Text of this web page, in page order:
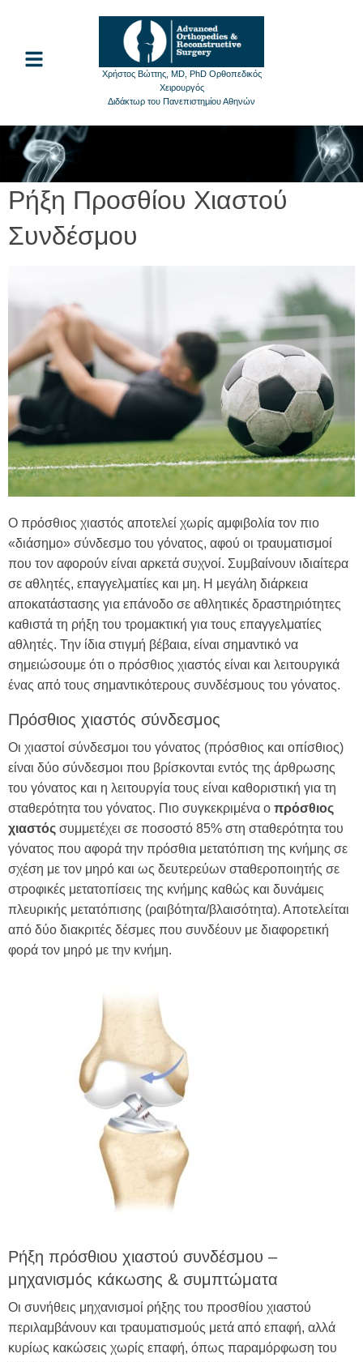
Χρήστος Βώττης, MD, PhD Ορθοπεδικός
Χειρουργός
Διδάκτωρ του Πανεπιστημίου Αθηνών
Ρήξη Προσθίου Χιαστού
Συνδέσμου
Ο πρόσθιος χιαστός αποτελεί χωρίς αμφιβολία τον πιο
«διάσημο» σύνδεσμο του γόνατος, αφού οι τραυματισμοί
που τον αφορούν είναι αρκετά συχνοί. Συμβαίνουν ιδιαίτερα
σε αθλητές, επαγγελματίες και μη. Η μεγάλη διάρκεια
αποκατάστασης για επάνοδο σε αθλητικές δραστηριότητες
καθιστά τη ρήξη του τρομακτική για τους επαγγελματίες
αθλητές. Την ίδια στιγμή βέβαια, είναι σημαντικό να
σημειώσουμε ότι ο πρόσθιος χιαστός είναι και λειτουργικά
ένας από τους σημαντικότερους συνδέσμους του γόνατος.
Πρόσθιος χιαστός σύνδεσμος
Οι χιαστοί σύνδεσμοι του γόνατος (πρόσθιος και οπίσθιος)
είναι δύο σύνδεσμοι που βρίσκονται εντός της άρθρωσης
του γόνατος και η λειτουργία τους είναι καθοριστική για τη
σταθερότητα του γόνατος. Πιο συγκεκριμένα ο πρόσθιος
χιαστός συμμετέχει σε ποσοστό 85% στη σταθερότητα του
γόνατος που αφορά την πρόσθια μετατόπιση της κνήμης σε
σχέση με τον μηρό και ως δευτερεύων σταθεροποιητής σε
στροφικές μετατοπίσεις της κνήμης καθώς και δυνάμεις
πλευρικής μετατόπισης (ραιβότητα/βλαισότητα). Αποτελείται
από δύο διακριτές δέσμες που συνδέουν με διαφορετική
φορά τον μηρό με την κνήμη.
Ρήξη πρόσθιου χιαστού συνδέσμου –
μηχανισμός κάκωσης & συμπτώματα
Οι συνήθεις μηχανισμοί ρήξης του προσθίου χιαστού
περιλαμβάνουν και τραυματισμούς μετά από επαφή, αλλά
κυρίως κακώσεις χωρίς επαφή, όπως παραμόρφωση του